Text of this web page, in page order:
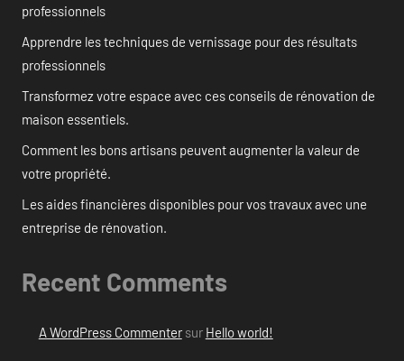
professionnels
Apprendre les techniques de vernissage pour des résultats
professionnels
Transformez votre espace avec ces conseils de rénovation de
maison essentiels.
Comment les bons artisans peuvent augmenter la valeur de
votre propriété.
Les aides financières disponibles pour vos travaux avec une
entreprise de rénovation.
Recent Comments
A WordPress Commentersur Hello world!